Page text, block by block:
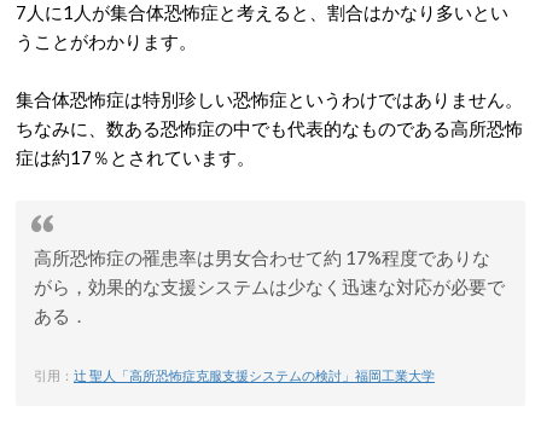
7人に1人が集合体恐怖症と考えると、割合はかなり多いとい
うことがわかります。
集合体恐怖症は特別珍しい恐怖症というわけではありません。
ちなみに、数ある恐怖症の中でも代表的なものである高所恐怖
症は約17％とされています。
高所恐怖症の罹患率は男女合わせて約 17%程度でありな
がら，効果的な支援システムは少なく迅速な対応が必要で
ある．
引用： 辻 聖人「高所恐怖症克服支援システムの検討」福岡工業大学